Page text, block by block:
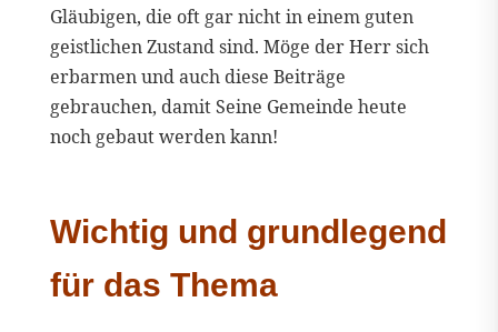
Gläubigen, die oft gar nicht in einem guten
geistlichen Zustand sind. Möge der Herr sich
erbarmen und auch diese Beiträge
gebrauchen, damit Seine Gemeinde heute
noch gebaut werden kann!
Wichtig und grundlegend
für das Thema